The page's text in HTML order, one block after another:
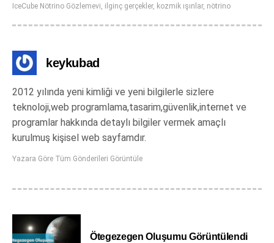
IceCube Nötrino Gözlemevi, ilginç gerçekler, kozmik ışınlar, nötrino
keykubad
2012 yılında yeni kimliği ve yeni bilgilerle sizlere
teknoloji,web programlama,tasarim,güvenlik,internet ve
programlar hakkında detaylı bilgiler vermek amaçlı
kurulmuş kişisel web sayfamdır.
Yazara Göre Tüm Gönderileri Görüntüle
Ötegezegen Oluşumu Görüntülendi